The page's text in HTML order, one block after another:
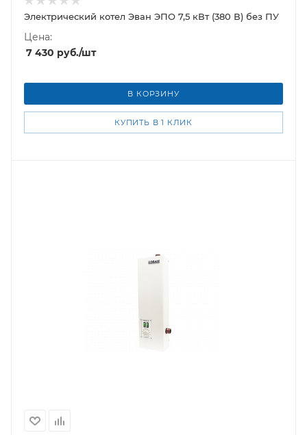
Электрический котел Эван ЭПО 7,5 кВт (380 В) без ПУ
Цена:
7 430 руб./шт
В КОРЗИНУ
КУПИТЬ В 1 КЛИК